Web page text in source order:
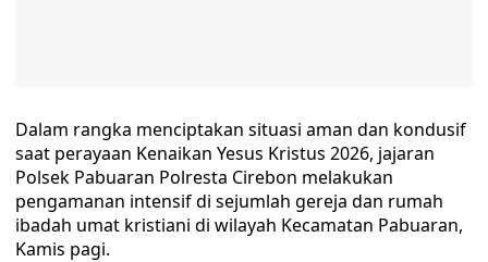
Dalam rangka menciptakan situasi aman dan kondusif
saat perayaan Kenaikan Yesus Kristus 2026, jajaran
Polsek Pabuaran Polresta Cirebon melakukan
pengamanan intensif di sejumlah gereja dan rumah
ibadah umat kristiani di wilayah Kecamatan Pabuaran,
Kamis pagi.